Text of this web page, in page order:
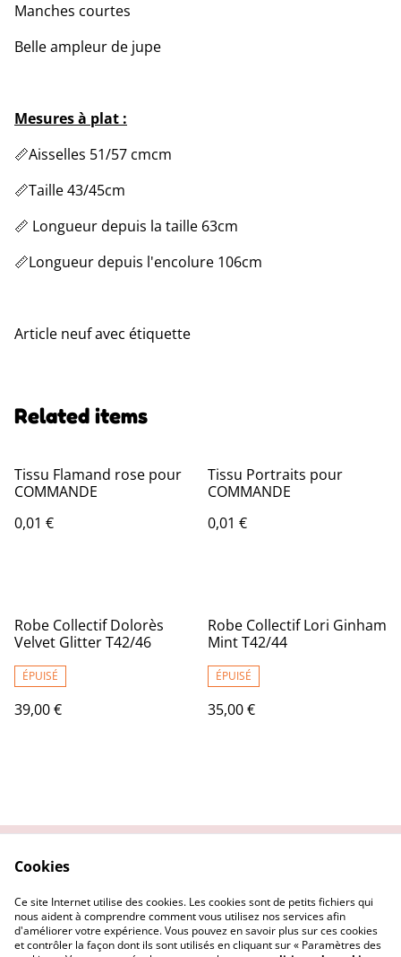
Manches courtes
Belle ampleur de jupe
Mesures à plat :
📏Aisselles 51/57 cmcm
📏Taille 43/45cm
📏 Longueur depuis la taille 63cm
📏Longueur depuis l'encolure 106cm
Article neuf avec étiquette
Related items
Tissu Flamand rose pour
COMMANDE
0,01 €
Tissu Portraits pour
COMMANDE
0,01 €
Robe Collectif Dolorès
Velvet Glitter T42/46
ÉPUISÉ
39,00 €
Robe Collectif Lori Ginham
Mint T42/44
ÉPUISÉ
35,00 €
Politique de
confidentialité
Politique Cookies
Cookies
Ce site Internet utilise des cookies. Les cookies sont de petits fichiers qui
nous aident à comprendre comment vous utilisez nos services afin
d'améliorer votre expérience. Vous pouvez en savoir plus sur ces cookies
et contrôler la façon dont ils sont utilisés en cliquant sur « Paramètres des